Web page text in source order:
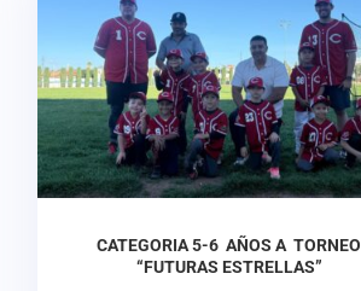
CATEGORIA 5-6 AÑOS A TORNEO
“FUTURAS ESTRELLAS”